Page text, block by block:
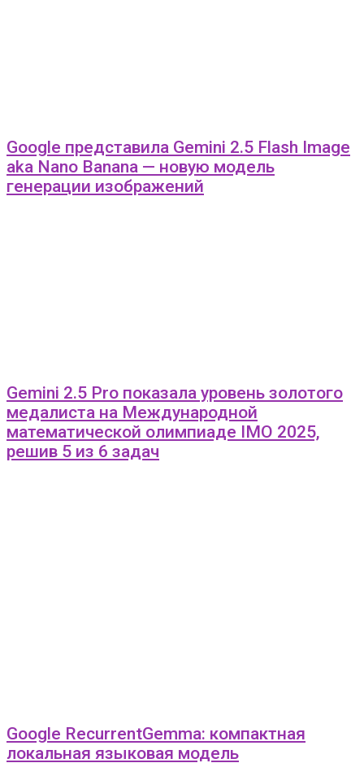
Google представила Gemini 2.5 Flash Image
aka Nano Banana — новую модель
генерации изображений
Gemini 2.5 Pro показала уровень золотого
медалиста на Международной
математической олимпиаде IMO 2025,
решив 5 из 6 задач
Google RecurrentGemma: компактная
локальная языковая модель